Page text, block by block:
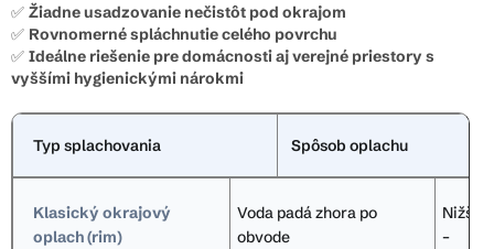
✅ Žiadne usadzovanie nečistôt pod okrajom
✅ Rovnomerné spláchnutie celého povrchu
✅ Ideálne riešenie pre domácnosti aj verejné priestory s
vyššími hygienickými nárokmi
Typ splachovania Spôsob oplachu
Klasický okrajový
oplach (rim)
Voda padá zhora po
obvode
Nižšia
–